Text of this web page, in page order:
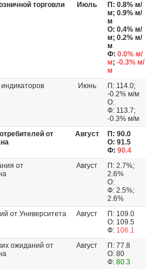
торговли Июль
П: 0.8% м/
м; 0.9% м/
м
О: 0.4% м/
м; 0.2% м/
м
Ф: 0.0% м/
м; -0.3% м/
м
Июнь
П: 114.0;
-0.2% м/м
О:
Ф: 113.7;
-0.3% м/м
от
Август
П: 90.0
О: 91.5
Ф: 90.4
от
Август
П: 2.7%;
2.6%
О:
Ф: 2.5%;
2.6%
от Университета
Август
П: 109.0
О: 109.5
Ф: 106.1
ожиданий от
Август
П: 77.8
О: 80
Ф: 80.3